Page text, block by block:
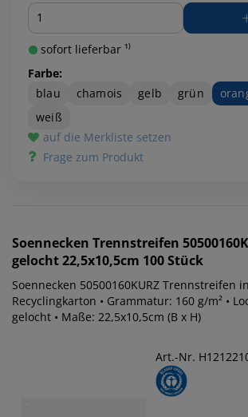
Menge
sofort lieferbar ¹⁾
Farbe:
blau
chamois gelb grün
weiß
auf die Merkliste setzen
Frage zum Produkt
Soennecken Trennstreifen
gelocht 22,5x10,5cm 100 Stück
Soennecken 50500160KURZ Trennstreifen
Recyclingkarton • Grammatur: 160 g/m² •
gelocht • Maße: 22,5x10,5cm (B x H)
Art.-Nr.